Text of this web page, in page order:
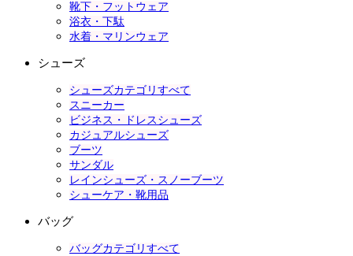
靴下・フットウェア
浴衣・下駄
水着・マリンウェア
シューズ
シューズカテゴリすべて
スニーカー
ビジネス・ドレスシューズ
カジュアルシューズ
ブーツ
サンダル
レインシューズ・スノーブーツ
シューケア・靴用品
バッグ
バッグカテゴリすべて